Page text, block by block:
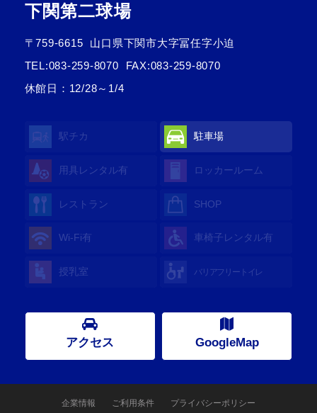
下関第二球場
〒759-6615
山口県下関市大字冨任字小迫
TEL:083-259-8070
FAX:083-259-8070
休館日：12/28～1/4
駅チカ 駐車場
用具レンタル有 ロッカールーム
レストラン SHOP
Wi-Fi有 車椅子レンタル有
授乳室 バリアフリートイレ
アクセス GoogleMap
企業情報 ご利用条件 プライバシーポリシー